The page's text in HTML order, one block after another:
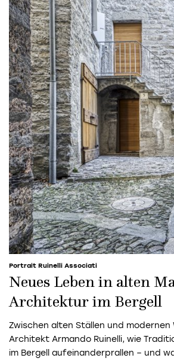
Portrait Ruinelli Associati
Neues Leben in alten
Architektur im Bergell
Zwischen alten Ställen und modernen
Architekt Armando Ruinelli, wie
im Bergell aufeinanderprallen – und